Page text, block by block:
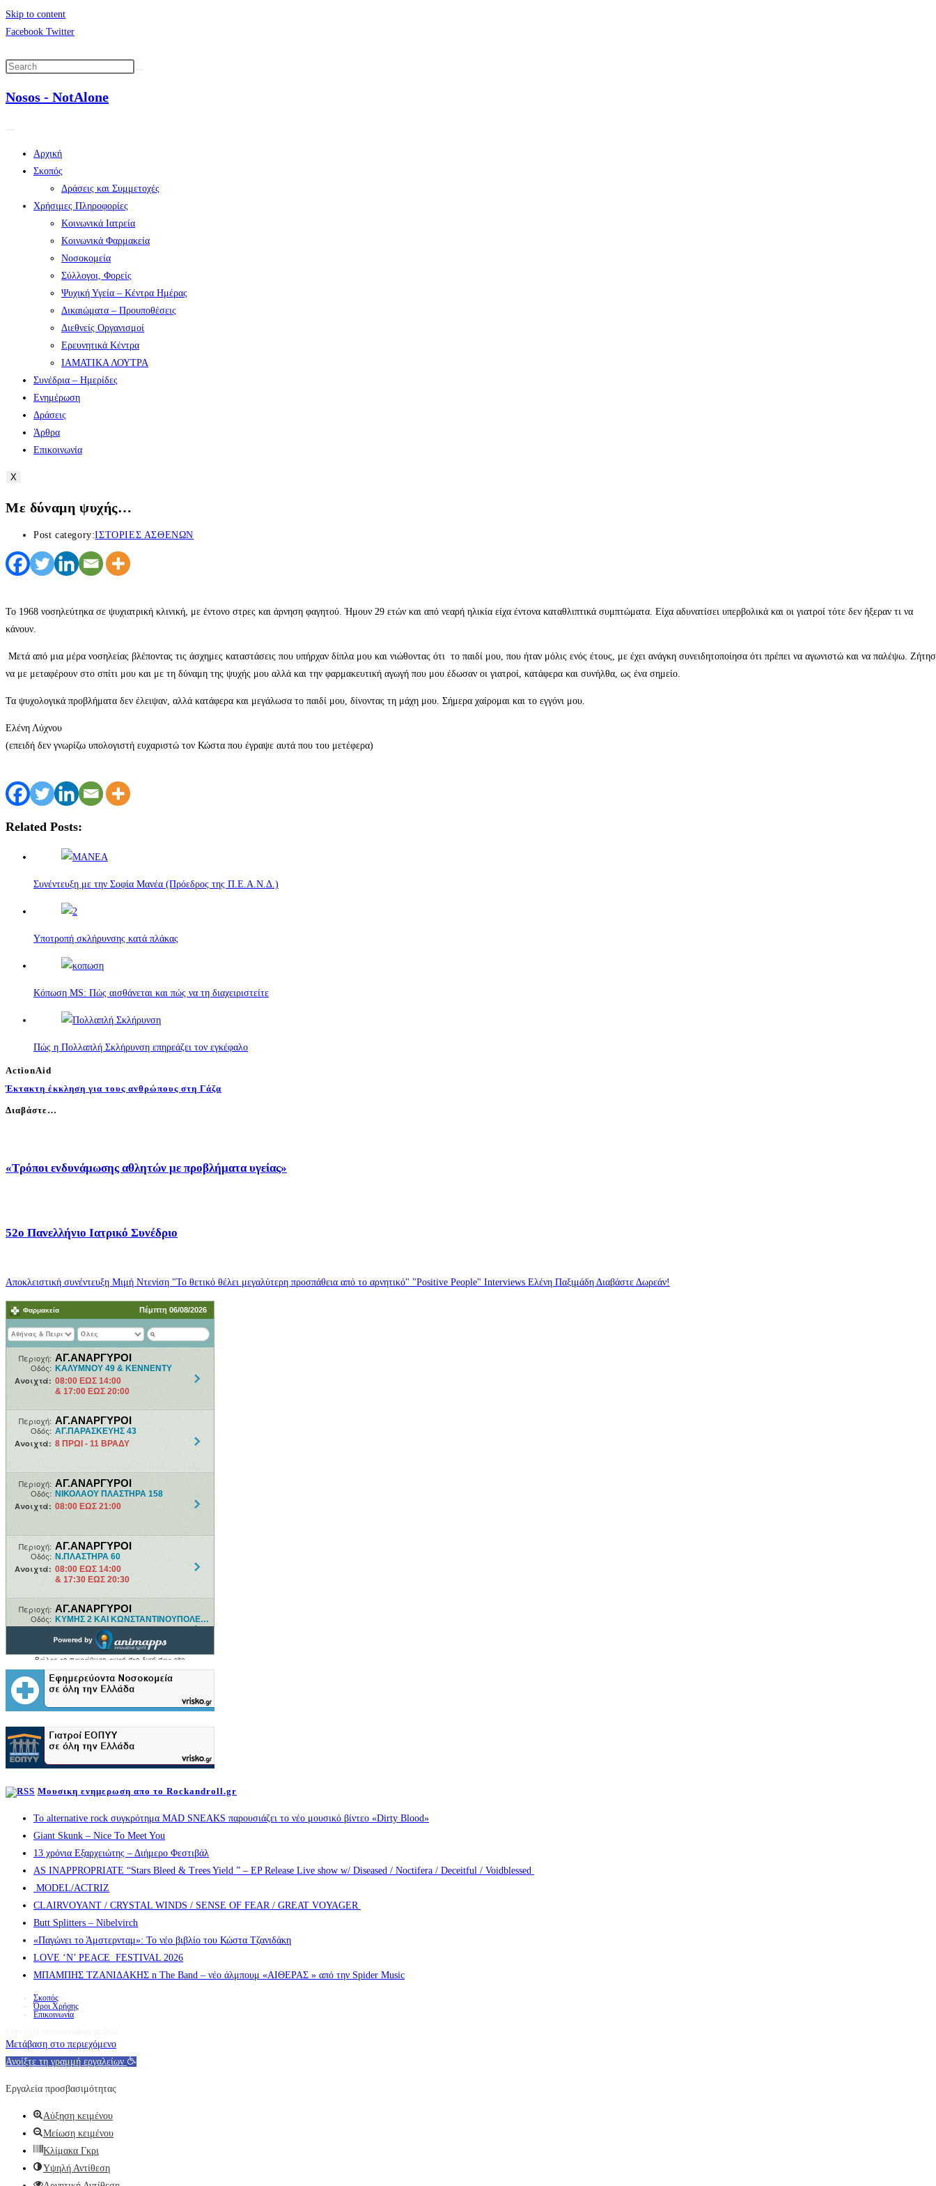
Skip to content
Facebook Twitter
Nosos - NotAlone
Αρχική
Σκοπός
Δράσεις και Συμμετοχές
Χρήσιμες Πληροφορίες
Κοινωνικά Ιατρεία
Κοινωνικά Φαρμακεία
Νοσοκομεία
Σύλλογοι, Φορείς
Ψυχική Υγεία – Κέντρα Ημέρας
Δικαιώματα – Προυποθέσεις
Διεθνείς Οργανισμοί
Ερευνητικά Κέντρα
ΙΑΜΑΤΙΚΑ ΛΟΥΤΡΑ
Συνέδρια – Ημερίδες
Ενημέρωση
Δράσεις
Άρθρα
Επικοινωνία
X
Με δύναμη ψυχής…
Post category:ΙΣΤΟΡΙΕΣ ΑΣΘΕΝΩΝ
Το 1968 νοσηλεύτηκα σε ψυχιατρική κλινική, με έντονο στρες και άρνηση φαγητού. Ήμουν 29 ετών και από νεαρή ηλικία είχα έντονα καταθλιπτικά συμπτώματα. Είχα αδυνατίσει υπερβολικά και οι γιατροί τότε δεν ήξεραν τι να
κάνουν.
Μετά από μια μέρα νοσηλείας βλέποντας τις άσχημες καταστάσεις που υπήρχαν δίπλα μου και νιώθοντας ότι το παιδί μου, που ήταν μόλις ενός έτους, με έχει ανάγκη συνειδητοποίησα ότι πρέπει να αγωνιστώ και να παλέψω.
να με μεταφέρουν στο σπίτι μου και με τη δύναμη της ψυχής μου αλλά και την φαρμακευτική αγωγή που μου έδωσαν οι γιατροί, κατάφερα και συνήλθα, ως ένα σημείο.
Τα ψυχολογικά προβλήματα δεν έλειψαν, αλλά κατάφερα και μεγάλωσα το παιδί μου, δίνοντας τη μάχη μου. Σήμερα χαίρομαι και το εγγόνι μου.
Ελένη Λύχνου
(επειδή δεν γνωρίζω υπολογιστή ευχαριστώ τον Κώστα που έγραψε αυτά που του μετέφερα)
Related Posts:
Συνέντευξη με την Σοφία Μανέα (Πρόεδρος της Π.Ε.Α.Ν.Δ.)
Υποτροπή σκλήρυνσης κατά πλάκας
Κόπωση MS: Πώς αισθάνεται και πώς να τη διαχειριστείτε
Πώς η Πολλαπλή Σκλήρυνση επηρεάζει τον εγκέφαλο
ActionAid
Έκτακτη έκκληση για τους ανθρώπους στη Γάζα
Διαβάστε…
«Τρόποι ενδυνάμωσης αθλητών με προβλήματα υγείας»
52o Πανελλήνιο Ιατρικό Συνέδριο
Αποκλειστική συνέντευξη Μιμή Ντενίση "Το θετικό θέλει μεγαλύτερη προσπάθεια από το αρνητικό" "Positive People" Interviews Ελένη Παξιμάδη Διαβάστε Δωρεάν!
Μουσικη ενημερωση απο το Rockandroll.gr
Το alternative rock συγκρότημα MAD SNEAKS παρουσιάζει το νέο μουσικό βίντεο «Dirty Blood»
Giant Skunk – Nice To Meet You
13 χρόνια Εξαρχειώτης – Διήμερο Φεστιβάλ
AS INAPPROPRIATE “Stars Bleed & Trees Yield ” – EP Release Live show w/ Diseased / Noctifera / Deceitful / Voidblessed
MODEL/ACTRIZ
CLAIRVOYANT / CRYSTAL WINDS / SENSE OF FEAR / GREAT VOYAGER
Butt Splitters – Nibelvirch
«Παγώνει το Άμστερνταμ»: Το νέο βιβλίο του Κώστα Τζανιδάκη
LOVE ‘N’ PEACE FESTIVAL 2026
ΜΠΑΜΠΗΣ ΤΖΑΝΙΔΑΚΗΣ n The Band – νέο άλμπουμ «ΑΙΘΕΡΑΣ » από την Spider Music
Σκοπός
Όροι Χρήσης
Επικοινωνία
Μετάβαση στο περιεχόμενο
Ανοίξτε τη γραμμή εργαλείων
Εργαλεία προσβασιμότητας
Αύξηση κειμένου
Μείωση κειμένου
Κλίμακα Γκρι
Υψηλή Αντίθεση